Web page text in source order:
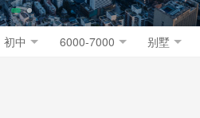
初中 6000-7000 别墅